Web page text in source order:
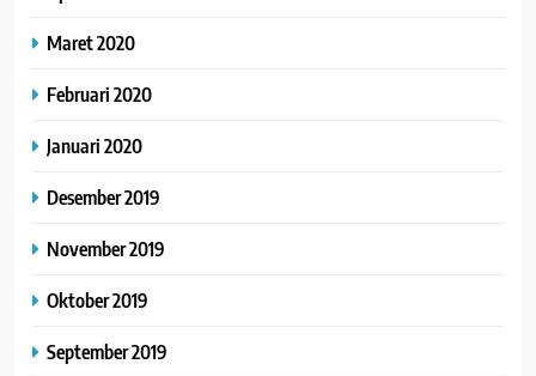
Maret 2020
Februari 2020
Januari 2020
Desember 2019
November 2019
Oktober 2019
September 2019